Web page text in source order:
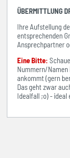
ÜBERMITTLUNG
Ihre Aufstellung
entsprechenden
Ansprechpartner
Eine Bitte:
Nummern/Namen
ankommt (gern
Das geht zwar
Idealfall ;o) - ideal